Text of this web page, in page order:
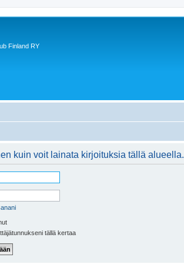
Finland RY
kuin voit lainata kirjoituksia tällä alueella.
tällä kertaa